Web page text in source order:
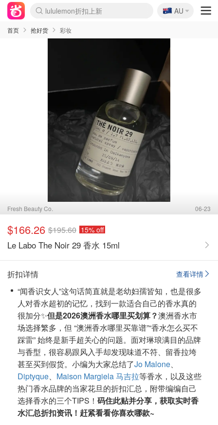
Sasa美妆护肤3.5折
SSENSE年中2.5折
FreshBeauty好价汇总
Cettire降价+叠9折
WWS Coles超市实拍
viagogo二手票捡漏
Myer超级周末
The Outnet奢牌1折起
David Jones 3折起
Flannels大牌1折
Perfumes Club护肤1折
AMIRO面罩$251
Amazon折扣汇总
eToro入金$200送$50
Amazon数码好物
ICONIC本周7.5折
ThedoubleF高奢地板价
Moose Knuckles 6折
丝芙兰5折起
EUFY摄像头$98
Selenichast首饰2折
Trip机票酒店促销
YSL送5件彩妆礼
Amazon家居好物
Amazon美妆护肤
雅漾大喷$8
过敏原检测盒$33
伊索独家赠50ml沐浴露
科颜氏高保湿面霜$29
SEALIFE海洋馆门票6折
丝塔芙大白罐$16
订阅Newsletter送香薰
Cult Beauty 6.8折
Harrods圣诞日历$525
LN-CC奢牌私促3折
d'Alba空姐喷雾$16
EVE LOM套装£56
Bernardelli独家4折
Adore Beauty 6折起
CT圣诞日历
Mytheresa奢品2.7折
Luxury Escapes 9折
Currentbody美容仪$881
MOON Garden Live
Roborock扫地机$649
Tingo Life水杯$24
Valentino官网5折
CR洗护套装$23
修丽可4件套$159
Myer彩妆2件7折
GANNI官网4.5折
Stylevana韩妆4折
Tessabit高奢8.5折
OGX洗发水$11
Amazon阿德莱德次日达
卡诗8.5折+赠礼
Philips Hue灯具8折
🇦🇺
AU
首页 抢好货 彩妆
Fresh Beauty Co. 06-23
$166.26 $195.60 15% off
Le Labo The Noir 29 香水 15ml
查看详情
折扣详情
“闻香识女人”这句话简直就是老幼妇孺皆知，也是很多
人对香水超初的记忆，找到一款适合自己的香水真的
很加分✨但是2026澳洲香水哪里买划算？澳洲香水市
场选择繁多，但 “澳洲香水哪里买靠谱”“香水怎么买不
踩雷” 始终是新手超关心的问题。面对琳琅满目的品牌
与香型，很容易跟风入手却发现味道不符、留香拉垮
甚至买到假货。小编为大家总结了Jo Malone、
Diptyque、 Maison Margiela 马吉拉等香水，以及这些
热门香水品牌的当家花旦的折扣汇总，附带编编自己
选择香水的三个TIPS！ 码住此贴并分享，获取实时香
水汇总折扣资讯！赶紧看看你喜欢哪款~